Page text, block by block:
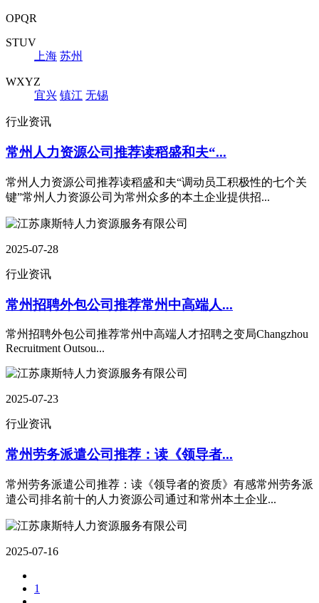
OPQR
STUV
上海 苏州
WXYZ
宜兴 镇江 无锡
行业资讯
常州人力资源公司推荐读稻盛和夫“...
常州人力资源公司推荐读稻盛和夫“调动员工积极性的七个关
键”常州人力资源公司为常州众多的本土企业提供招...
2025-07-28
行业资讯
常州招聘外包公司推荐常州中高端人...
常州招聘外包公司推荐常州中高端人才招聘之变局Changzhou
Recruitment Outsou...
2025-07-23
行业资讯
常州劳务派遣公司推荐：读《领导者...
常州劳务派遣公司推荐：读《领导者的资质》有感常州劳务派
遣公司排名前十的人力资源公司通过和常州本土企业...
2025-07-16
1